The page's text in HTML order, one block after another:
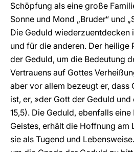
Schöpfung als eine große
Sonne und Mond „Bruder“ und
Die Geduld wiederzuentdecken
und für die anderen. Der heilige
der Geduld, um die Bedeutung
Vertrauens auf Gottes
aber vor allem bezeugt er, dass
ist, er, »der Gott der Geduld und
15,5). Die Geduld, ebenfalls
Geistes, erhält die Hoffnung
sie als Tugend und